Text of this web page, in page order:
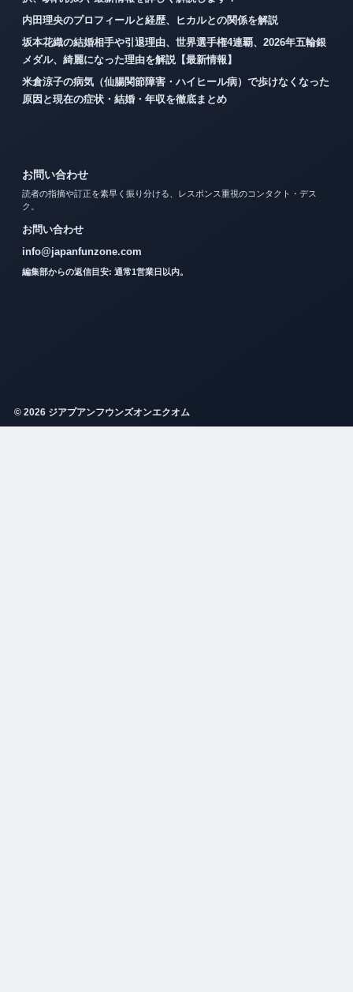
内田理央のプロフィールと経歴、ヒカルとの関係を解説
坂本花織の結婚相手や引退理由、世界選手権4連覇、2026年五輪銀
メダル、綺麗になった理由を解説【最新情報】
米倉涼子の病気（仙腸関節障害・ハイヒール病）で歩けなくなった
原因と現在の症状・結婚・年収を徹底まとめ
お問い合わせ
読者の指摘や訂正を素早く振り分ける、レスポンス重視のコンタクト・デス
ク。
お問い合わせ
info@japanfunzone.com
編集部からの返信目安: 通常1営業日以内。
© 2026 ジアプアンフウンズオンエクオム